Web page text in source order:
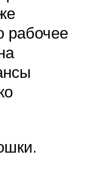
рабочее